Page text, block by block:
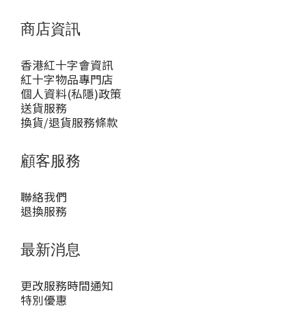
商店資訊
香港紅十字會資訊
紅十字物品專門店
個人資料(私隱)政策
送貨服務
換貨/退貨服務條款
顧客服務
聯絡我們
退換服務
最新消息
更改服務時間通知
特別優惠